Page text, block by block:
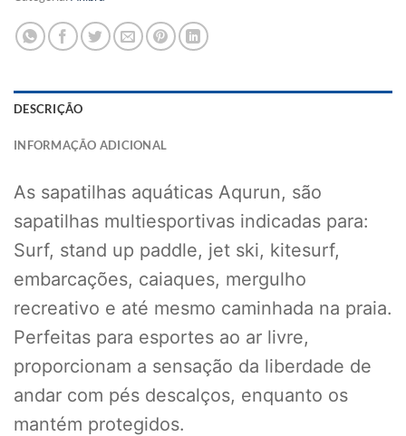
DESCRIÇÃO
INFORMAÇÃO ADICIONAL
As sapatilhas aquáticas Aqurun, são
sapatilhas multiesportivas indicadas para:
Surf, stand up paddle, jet ski, kitesurf,
embarcações, caiaques, mergulho
recreativo e até mesmo caminhada na praia.
Perfeitas para esportes ao ar livre,
proporcionam a sensação da liberdade de
andar com pés descalços, enquanto os
mantém protegidos.